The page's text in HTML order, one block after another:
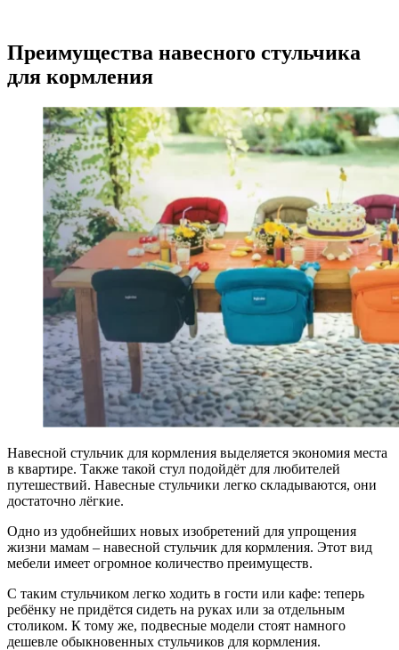
Преимущества навесного стульчика
для кормления
Навесной стульчик для кормления выделяется экономия места
в квартире. Также такой стул подойдёт для любителей
путешествий. Навесные стульчики легко складываются, они
достаточно лёгкие.
Одно из удобнейших новых изобретений для упрощения
жизни мамам – навесной стульчик для кормления. Этот вид
мебели имеет огромное количество преимуществ.
С таким стульчиком легко ходить в гости или кафе: теперь
ребёнку не придётся сидеть на руках или за отдельным
столиком. К тому же, подвесные модели стоят намного
дешевле обыкновенных стульчиков для кормления.